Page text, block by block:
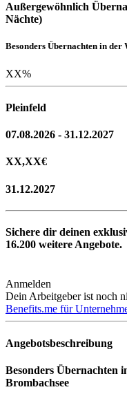
Außergewöhnlich
Nächte)
Besonders Übernachten in
XX%
Pleinfeld
07.08.2026 - 31.12.2027
XX,XX€
31.12.2027
Sichere dir deinen
16.200 weitere Angebote.
Anmelden
Dein Arbeitgeber ist noch
Benefits.me für
Angebotsbeschreibung
Besonders Übernachten
Brombachsee